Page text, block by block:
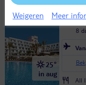
Spanje Canarische Eilanden
25°
in aug
Do
8
All
Weigeren Meer